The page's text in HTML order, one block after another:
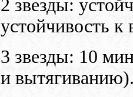
2 звезды:
устойчивость
3 звезды: 10
и